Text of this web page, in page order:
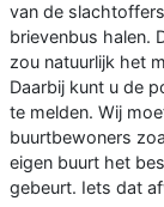
van de
brievenbus halen.
zou natuurlijk het
Daarbij kunt u de
te melden. Wij
buurtbewoners
eigen buurt het
gebeurt. Iets dat